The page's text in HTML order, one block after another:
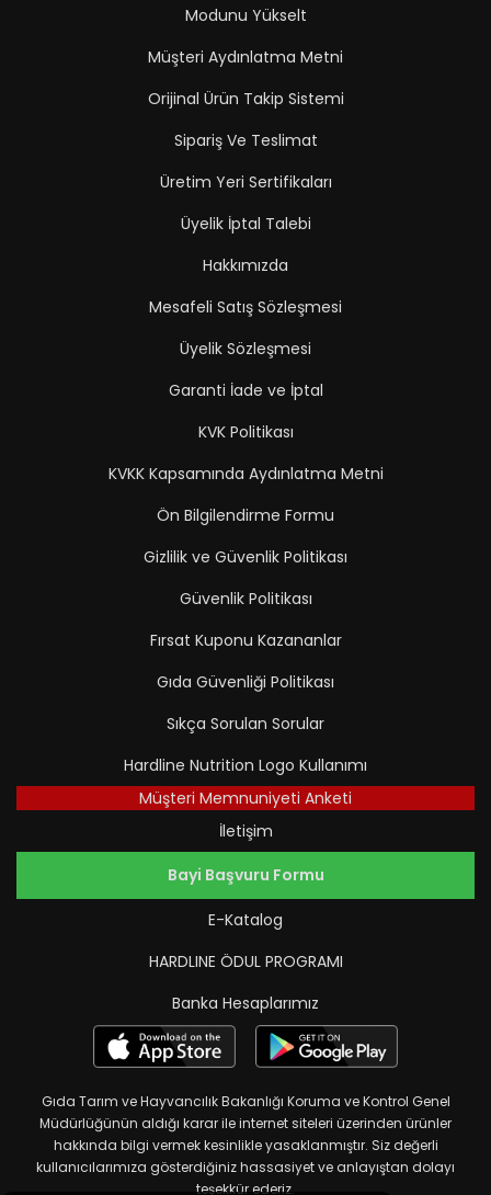
Modunu Yükselt
Müşteri Aydınlatma Metni
Orijinal Ürün Takip Sistemi
Sipariş Ve Teslimat
Üretim Yeri Sertifikaları
Üyelik İptal Talebi
Hakkımızda
Mesafeli Satış Sözleşmesi
Üyelik Sözleşmesi
Garanti İade ve İptal
KVK Politikası
KVKK Kapsamında Aydınlatma Metni
Ön Bilgilendirme Formu
Gizlilik ve Güvenlik Politikası
Güvenlik Politikası
Fırsat Kuponu Kazananlar
Gıda Güvenliği Politikası
Sıkça Sorulan Sorular
Hardline Nutrition Logo Kullanımı
Müşteri Memnuniyeti Anketi
İletişim
Bayi Başvuru Formu
E-Katalog
HARDLINE ÖDUL PROGRAMI
Banka Hesaplarımız
Gıda Tarım ve Hayvancılık Bakanlığı Koruma ve Kontrol Genel
Müdürlüğünün aldığı karar ile internet siteleri üzerinden ürünler
hakkında bilgi vermek kesinlikle yasaklanmıştır. Siz değerli
kullanıcılarımıza gösterdiğiniz hassasiyet ve anlayıştan dolayı
teşekkür ederiz.